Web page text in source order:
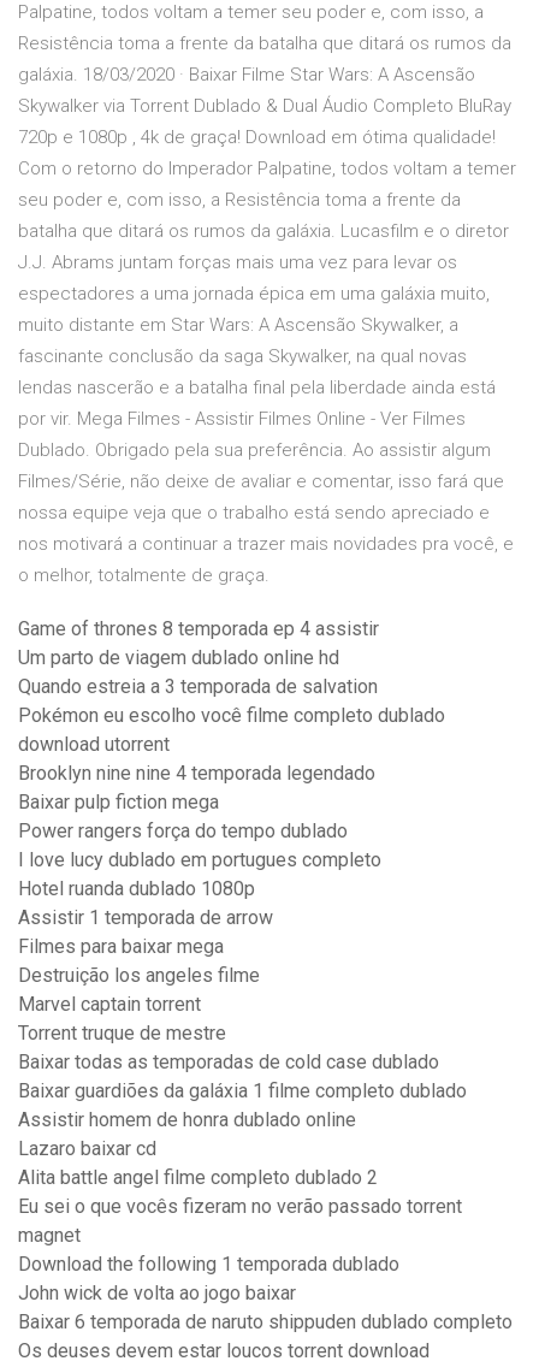
Palpatine, todos voltam a temer seu poder e, com isso, a
Resistência toma a frente da batalha que ditará os rumos da
galáxia. 18/03/2020 · Baixar Filme Star Wars: A Ascensão
Skywalker via Torrent Dublado & Dual Áudio Completo BluRay
720p e 1080p , 4k de graça! Download em ótima qualidade!
Com o retorno do Imperador Palpatine, todos voltam a temer
seu poder e, com isso, a Resistência toma a frente da
batalha que ditará os rumos da galáxia. Lucasfilm e o diretor
J.J. Abrams juntam forças mais uma vez para levar os
espectadores a uma jornada épica em uma galáxia muito,
muito distante em Star Wars: A Ascensão Skywalker, a
fascinante conclusão da saga Skywalker, na qual novas
lendas nascerão e a batalha final pela liberdade ainda está
por vir. Mega Filmes - Assistir Filmes Online - Ver Filmes
Dublado. Obrigado pela sua preferência. Ao assistir algum
Filmes/Série, não deixe de avaliar e comentar, isso fará que
nossa equipe veja que o trabalho está sendo apreciado e
nos motivará a continuar a trazer mais novidades pra você, e
o melhor, totalmente de graça.
Game of thrones 8 temporada ep 4 assistir
Um parto de viagem dublado online hd
Quando estreia a 3 temporada de salvation
Pokémon eu escolho você filme completo dublado
download utorrent
Brooklyn nine nine 4 temporada legendado
Baixar pulp fiction mega
Power rangers força do tempo dublado
I love lucy dublado em portugues completo
Hotel ruanda dublado 1080p
Assistir 1 temporada de arrow
Filmes para baixar mega
Destruição los angeles filme
Marvel captain torrent
Torrent truque de mestre
Baixar todas as temporadas de cold case dublado
Baixar guardiões da galáxia 1 filme completo dublado
Assistir homem de honra dublado online
Lazaro baixar cd
Alita battle angel filme completo dublado 2
Eu sei o que vocês fizeram no verão passado torrent
magnet
Download the following 1 temporada dublado
John wick de volta ao jogo baixar
Baixar 6 temporada de naruto shippuden dublado completo
Os deuses devem estar loucos torrent download